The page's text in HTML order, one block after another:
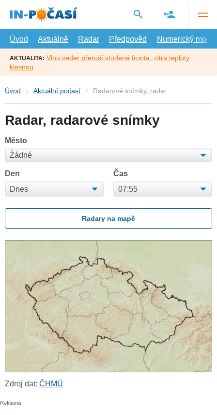
hlavní
Úvod
Aktuálně Radar Předpověď Numerický model
AKTUALITA: Vlnu veder přeruší studená fronta, zítra teploty
klesnou
Úvod Aktuální počasí Radarové snímky, radar
Radar, radarové snímky
Město
Den Čas
Radary na mapě
Zdroj dat: ČHMÚ